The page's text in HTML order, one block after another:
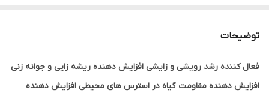
توضیحات
فعال کننده رشد رویشی و زایشی افزایش دهنده ریشه زایی و جوانه زنی
افزایش دهنده مقاومت گیاه در استرس های محیطی افزایش دهنده